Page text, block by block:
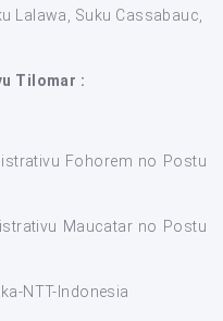
Lalawa, Suku Cassabauc,
Tilomar :
Fohorem no Postu
Maucatar no Postu
NTT-Indonesia